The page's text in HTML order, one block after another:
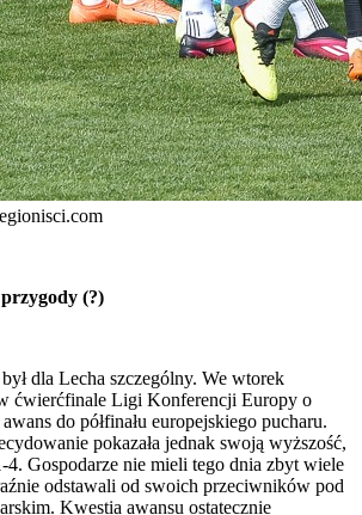
(?)
dla Lecha szczególny. We wtorek
ćwierćfinale Ligi Konferencji Europy o
do półfinału europejskiego pucharu.
pokazała jednak swoją wyższość,
4. Gospodarze nie mieli tego dnia zbyt wiele
odstawali od swoich przeciwników pod
Kwestia awansu ostatecznie